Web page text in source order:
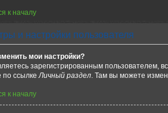
к началу
и настройки пользователя
мои настройки?
зарегистрированным пользователем,
по ссылкеЛичный раздел. Там вы можете
к началу